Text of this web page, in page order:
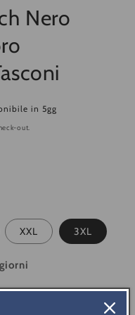
Nero
in 5gg
out.
XXL 3XL